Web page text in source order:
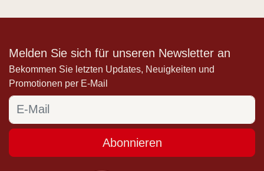
Melden Sie sich für unseren Newsletter an
Bekommen Sie letzten Updates, Neuigkeiten und
Promotionen per E-Mail
Abonnieren